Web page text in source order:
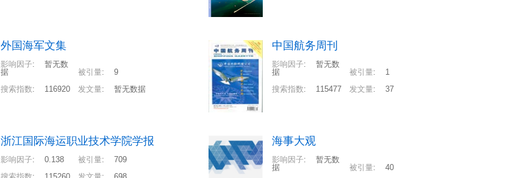
外国海军文集
影响因子:
暂无数
据
被引量:
9
搜索指数: 116920 发文量: 暂无数据
中国航务周刊
影响因子:
暂无数
据
被引量:
1
搜索指数: 115477 发文量: 37
浙江国际海运职业技术学院学报
影响因子: 0.138 被引量:
709
海事大观
影响因子:
暂无数
据
被引量:
40